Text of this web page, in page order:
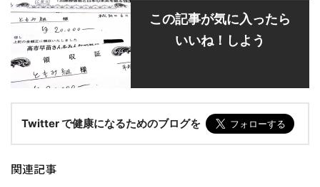
この記事が気に入ったら
いいね！しよう
Twitter で健康になるためのブログを
関連記事